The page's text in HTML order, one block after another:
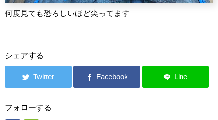
何度見ても恐ろしいほど尖ってます
シェアする
フォローする